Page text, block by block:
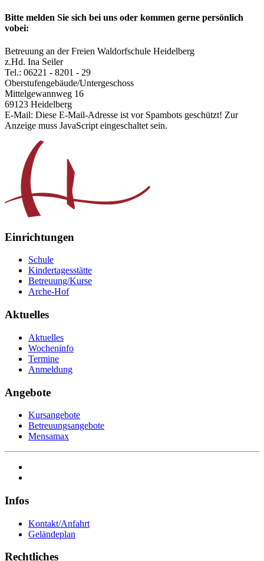
Bitte melden Sie sich bei uns oder kommen gerne persönlich
vobei:
Betreuung an der Freien Waldorfschule Heidelberg
z.Hd. Ina Seiler
Tel.: 06221 - 8201 - 29
Oberstufengebäude/Untergeschoss
Mittelgewannweg 16
69123 Heidelberg
E-Mail: Diese E-Mail-Adresse ist vor Spambots geschützt! Zur
Anzeige muss JavaScript eingeschaltet sein.
Einrichtungen
Schule
Kindertagesstätte
Betreuung/Kurse
Arche-Hof
Aktuelles
Aktuelles
Wocheninfo
Termine
Anmeldung
Angebote
Kursangebote
Betreuungsangebote
Mensamax
Infos
Kontakt/Anfahrt
Geländeplan
Rechtliches